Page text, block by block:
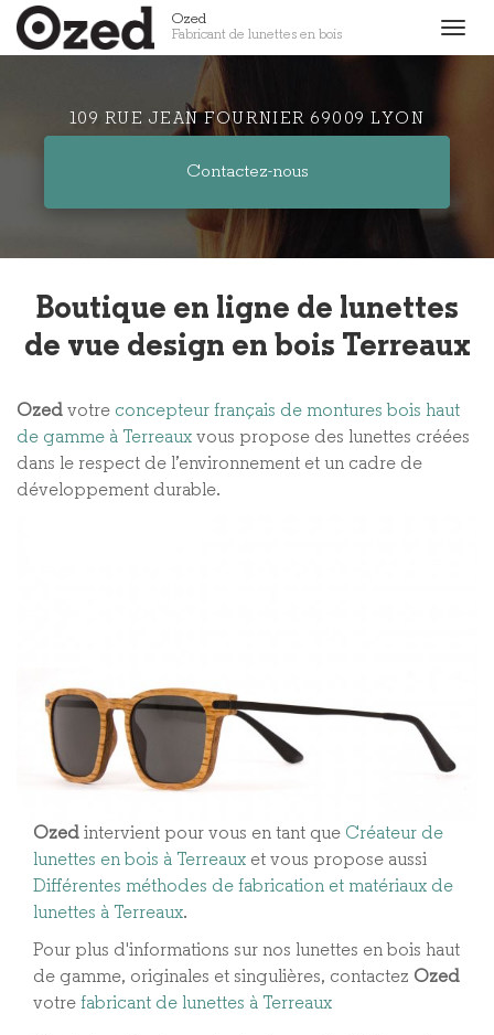
Aller
au
Ozed
Fabricant de lunettes en bois
109 RUE JEAN FOURNIER 69009 LYON
Contactez-nous
Boutique en ligne de lunettes
de vue design en bois Terreaux
Ozed votre concepteur français de montures bois haut
de gamme à Terreaux vous propose des lunettes créées
dans le respect de l’environnement et un cadre de
développement durable.
Ozed intervient pour vous en tant que Créateur de
lunettes en bois à Terreaux et vous propose aussi
Différentes méthodes de fabrication et matériaux de
lunettes à Terreaux​.
Pour plus d'informations sur nos lunettes en bois haut
de gamme, originales et singulières, contactez Ozed
votre fabricant de lunettes à Terreaux